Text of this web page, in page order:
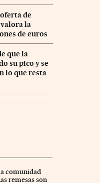
de
la
de euros
que la
su pico y se
lo que resta
comunidad
remesas son